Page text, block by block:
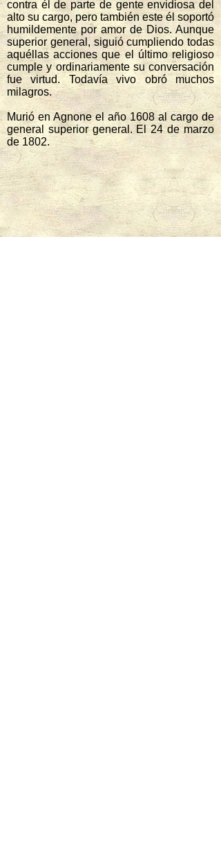
contra él de parte de gente envidiosa del
alto su cargo, pero también este él soportó
humildemente por amor de Dios. Aunque
superior general, siguió cumpliendo todas
aquéllas acciones que el último religioso
cumple y ordinariamente su conversación
fue virtud. Todavía vivo obró muchos
milagros.
Murió en Agnone el año 1608 al cargo de
general superior general. El 24 de marzo
de 1802.